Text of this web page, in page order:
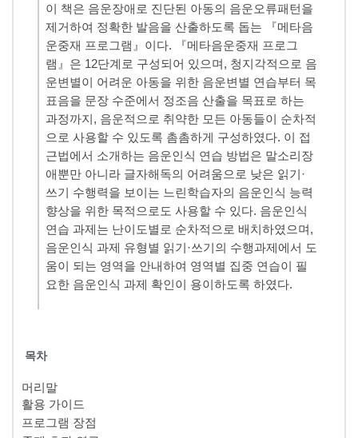
이 책은 음운장애로 진단된 아동의 음운오류패턴을
제거하여 정확한 발음을 산출하도록 돕는 『메타음
운중재 프로그램』이다. 『메타음운중재 프로그
램』은 12단계로 구성되어 있으며, 청지각적으로 음
운변별이 어려운 아동을 위한 음운변별 연습부터 목
표음을 문장 수준에서 정조음 산출을 목표로 하는
과정까지, 음운적으로 취약한 모든 아동들이 순차적
으로 사용할 수 있도록 촘촘하게 구성하였다. 이 접
근법에서 소개하는 음운인식 연습 방법은 말소리장
애뿐만 아니라 글자해독의 어려움으로 낮은 읽기·
쓰기 수행력을 보이는 느린학습자의 음운인식 능력
향상을 위한 목적으로도 사용할 수 있다. 음운인식
연습 과제는 난이도별로 순차적으로 배치하였으며,
음운인식 과제 유형별 읽기·쓰기의 수행과제에서 도
움이 되는 영역을 안내하여 영역별 집중 연습이 필
요한 음운인식 과제 확인이 용이하도록 하였다.
목차
머리말
활용 가이드
프로그램 장점